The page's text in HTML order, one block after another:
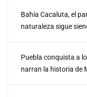
Bahía Cacaluta, el
naturaleza sigue
Puebla conquista a
narran la historia de